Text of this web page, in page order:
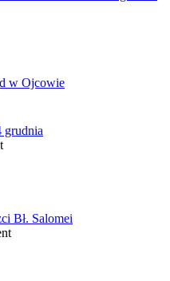
w Ojcowie
grudnia
Bł. Salomei